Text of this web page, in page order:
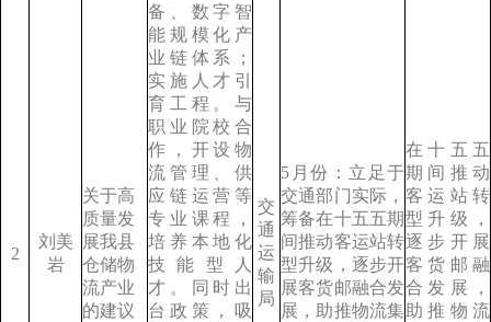
2
刘美
岩
关于高
质量发
展我县
仓储物
流产业
的建议
备、数字智
能规模化产
业链体系；
实施人才引
育工程。与
职业院校合
作，开设物
流管理、供
应链运营等
专业课程，
培养本地化
技能型人
才。同时出
台政策，吸
交
通
运
输
局
5月份：立足于
交通部门实际，
筹备在十五五期
间推动客运站转
型升级，逐步开
展客货邮融合发
展，助推物流集
在十五五
期间推动
客运站转
型升级，
逐步开展
客货邮融
合发展，
助推物流